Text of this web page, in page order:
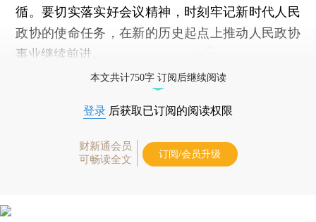
循。要切实落实好会议精神，时刻牢记新时代人民
政协的使命任务，在新的历史起点上推动人民政协
事业继续前进。
本文共计750字 订阅后继续阅读
登录 后获取已订阅的阅读权限
财新通会员
可畅读全文
订阅/会员升级